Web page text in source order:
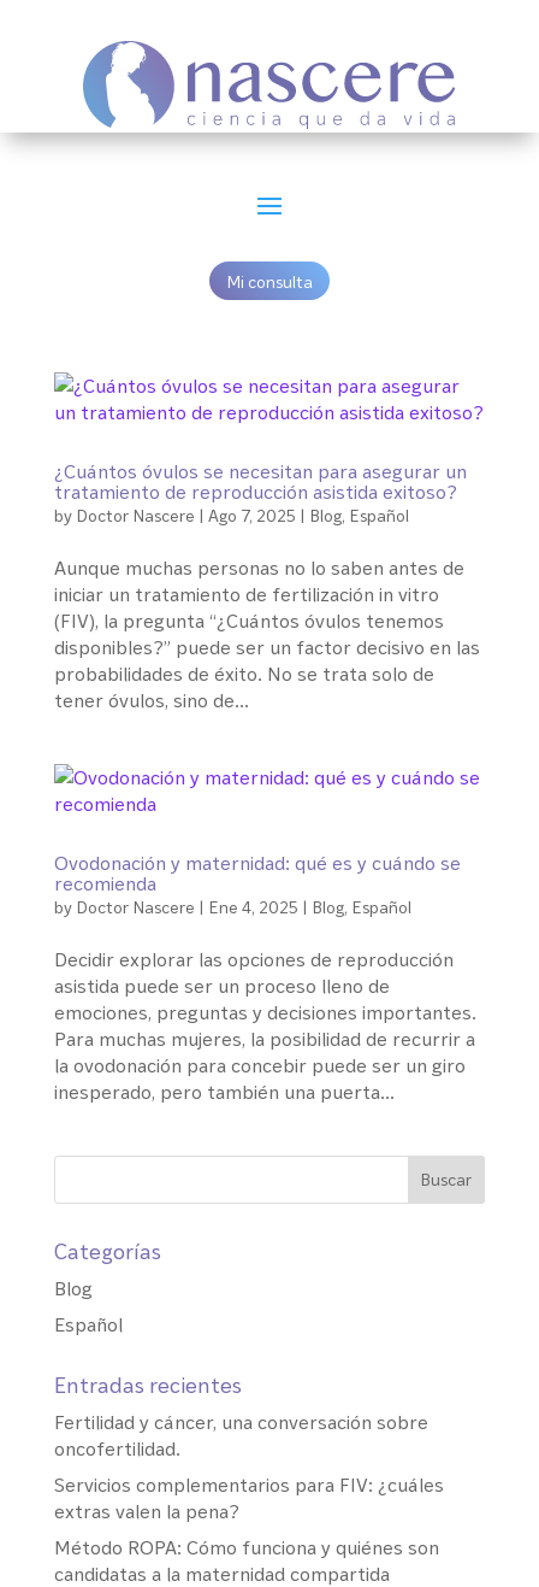
Mi consulta
¿Cuántos óvulos se necesitan para asegurar un
tratamiento de reproducción asistida exitoso?
by Doctor Nascere | Ago 7, 2025 | Blog, Español
Aunque muchas personas no lo saben antes de
iniciar un tratamiento de fertilización in vitro
(FIV), la pregunta “¿Cuántos óvulos tenemos
disponibles?” puede ser un factor decisivo en las
probabilidades de éxito. No se trata solo de
tener óvulos, sino de...
Ovodonación y maternidad: qué es y cuándo se
recomienda
by Doctor Nascere | Ene 4, 2025 | Blog, Español
Decidir explorar las opciones de reproducción
asistida puede ser un proceso lleno de
emociones, preguntas y decisiones importantes.
Para muchas mujeres, la posibilidad de recurrir a
la ovodonación para concebir puede ser un giro
inesperado, pero también una puerta...
Categorías
Blog
Español
Entradas recientes
Fertilidad y cáncer, una conversación sobre
oncofertilidad.
Servicios complementarios para FIV: ¿cuáles
extras valen la pena?
Método ROPA: Cómo funciona y quiénes son
candidatas a la maternidad compartida